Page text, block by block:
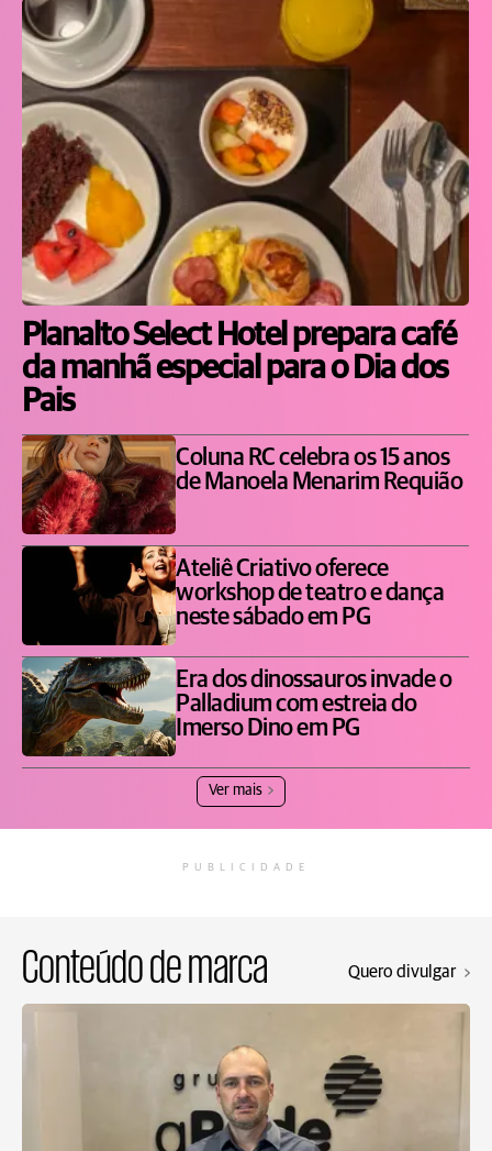
Planalto Select Hotel prepara café
da manhã especial para o Dia dos
Pais
Coluna RC celebra os 15 anos
de Manoela Menarim Requião
Ateliê Criativo oferece
workshop de teatro e dança
neste sábado em PG
Era dos dinossauros invade o
Palladium com estreia do
Imerso Dino em PG
Ver mais
PUBLICIDADE
Conteúdo de marca Quero divulgar